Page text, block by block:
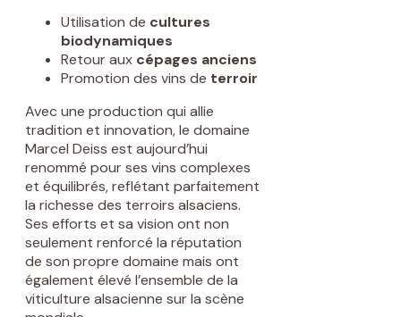
Utilisation de cultures
biodynamiques
Retour aux cépages anciens
Promotion des vins de terroir
Avec une production qui allie
tradition et innovation, le domaine
Marcel Deiss est aujourd’hui
renommé pour ses vins complexes
et équilibrés, reflétant parfaitement
la richesse des terroirs alsaciens.
Ses efforts et sa vision ont non
seulement renforcé la réputation
de son propre domaine mais ont
également élevé l’ensemble de la
viticulture alsacienne sur la scène